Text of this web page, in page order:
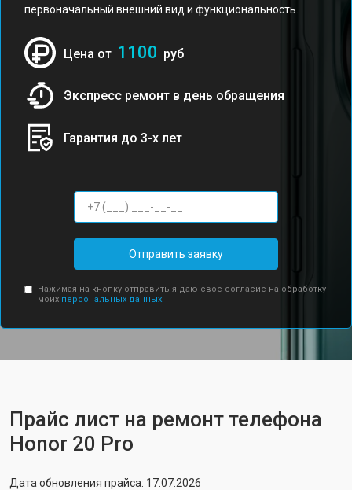
первоначальный внешний вид и функциональность.
Цена от 1100 руб
Экспресс ремонт в день обращения
Гарантия до 3-х лет
Отправить заявку
Нажимая на кнопку отправить я даю свое согласие на обработку
моих персональных данных.
Прайс лист на ремонт телефона
Honor 20 Pro
Дата обновления прайса: 17.07.2026